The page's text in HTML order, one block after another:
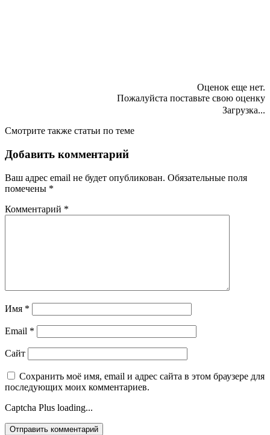
Оценок еще нет.
Пожалуйста поставьте свою оценку
Загрузка...
Смотрите также статьи по теме
Добавить комментарий
Ваш адрес email не будет опубликован. Обязательные поля
помечены *
Комментарий *
Имя *
Email *
Сайт
Сохранить моё имя, email и адрес сайта в этом браузере для
последующих моих комментариев.
Captcha Plus loading...